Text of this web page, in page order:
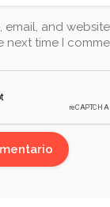
email, and
next time I